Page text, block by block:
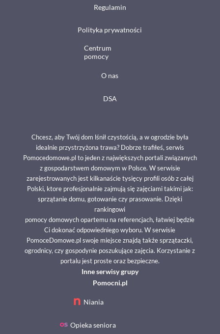
Regulamin
Polityka prywatności
Centrum
pomocy
O nas
DSA
Chcesz, aby Twój dom lśnił czystością, a w ogrodzie była
idealnie przystrzyżona trawa? Dobrze trafiłeś, serwis
Pomocedomowe.pl to jeden z największych portali związanych
z gospodarstwem domowym w Polsce. W serwisie
zarejestrowanych jest kilkanaście tysięcy profili osób z całej
Polski, ktore profesjonalnie zajmują się zajęciami takimi jak:
sprzątanie domu, gotowanie czy prasowanie. Dzięki
rankingowi
pomocy domowych opartemu na referencjach, łatwiej będzie
Ci dokonać odpowiedniego wyboru. W serwisie
PomoceDomowe.pl swoje miejsce znajdą także sprzątaczki,
ogrodnicy, czy gospodynie poszukujące zajęcia. Korzystanie z
portalu jest proste oraz bezpieczne.
Niania
Opieka seniora
Inne serwisy grupy
Pomocni.pl